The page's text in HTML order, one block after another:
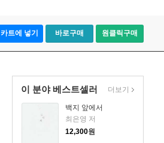
카트에 넣기 바로구매 원클릭구매
이 분야 베스트셀러
백지 앞에서
최은영 저
12,300원
더보기